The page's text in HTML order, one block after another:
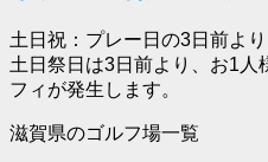
土日祝：プレー日の3日前より
土日祭日は3日前より、お1
フィが発生します。
滋賀県のゴルフ場一覧